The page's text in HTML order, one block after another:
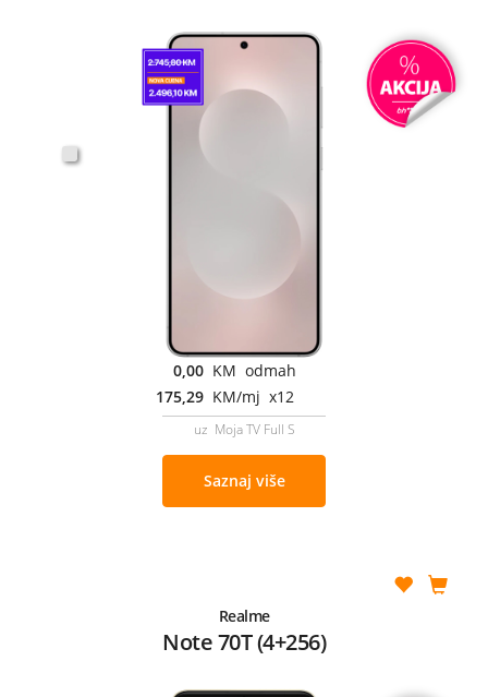
0,00 KM odmah
175,29 KM/mj x12
uz Moja TV Full S
Saznaj više
Realme
Note 70T (4+256)